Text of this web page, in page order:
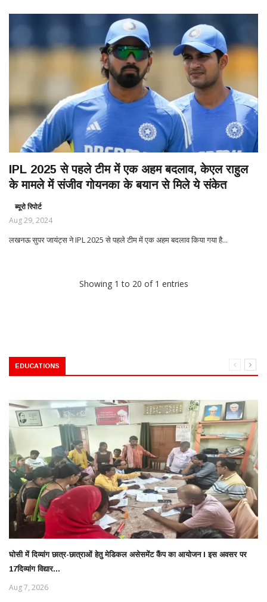
IPL 2025 से पहले टीम में एक अहम बदलाव, केएल राहुल
के मामले में संजीव गोयनका के बयान से मिले ये संकेत
ब्यूरो रिपोर्ट
Aug 29, 2024
लखनऊ सुपर जायंट्स ने IPL 2025 से पहले टीम में एक अहम बदलाव किया गया है...
Showing 1 to 20 of 1 entries
EDUCATIONS
घोसी में दिव्यांग छात्र-छात्राओं हेतु मेडिकल असेसमेंट कैंप का आयोजन l इस अवसर पर
17दिव्यांग विद्यार...
Aug 7, 2026